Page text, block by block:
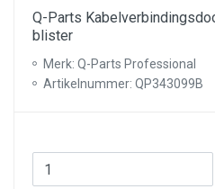
Q-Parts
blister
Merk: Q-Parts Professional
Artikelnummer: QP343099B